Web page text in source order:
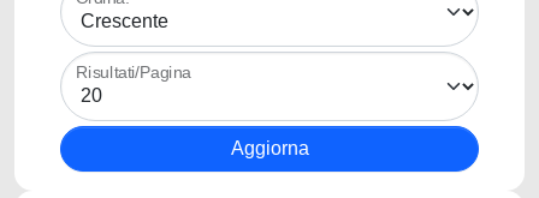
Risultati/Pagina